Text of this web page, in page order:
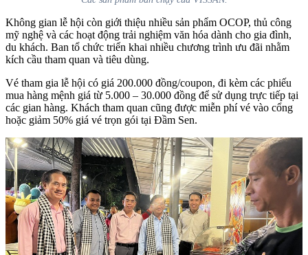
Không gian lễ hội còn giới thiệu nhiều sản phẩm OCOP, thủ công
mỹ nghệ và các hoạt động trải nghiệm văn hóa dành cho gia đình,
du khách. Ban tổ chức triển khai nhiều chương trình ưu đãi nhằm
kích cầu tham quan và tiêu dùng.
Vé tham gia lễ hội có giá 200.000 đồng/coupon, đi kèm các phiếu
mua hàng mệnh giá từ 5.000 – 30.000 đồng để sử dụng trực tiếp tại
các gian hàng. Khách tham quan cũng được miễn phí vé vào cổng
hoặc giảm 50% giá vé trọn gói tại Đầm Sen.